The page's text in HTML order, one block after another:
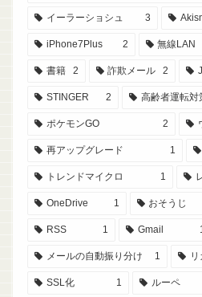
イーラーショシュ 3
iPhone7Plus 2 無線LAN
書籍 2 詐欺メール 2
STINGER 2 高齢者運転対
ポケモンGO 2
再アップグレード 1
トレンドマイクロ 1
OneDrive 1 おそうじ
RSS 1 Gmail
メールの自動振り分け 1 リ
SSL化 1 ルーペ